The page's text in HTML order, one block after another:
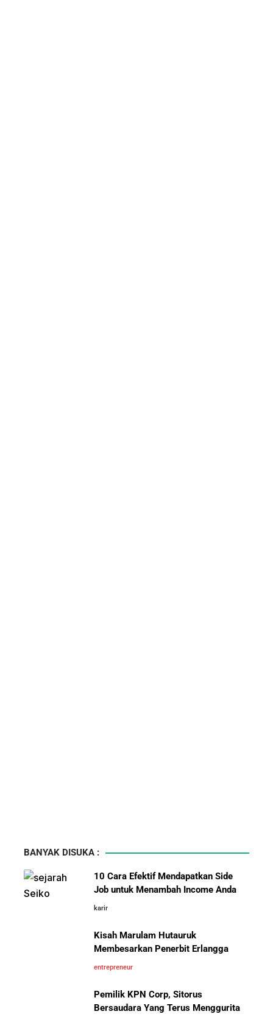
BANYAK DISUKA :
10 Cara Efektif Mendapatkan Side
Job untuk Menambah Income Anda
karir
Kisah Marulam Hutauruk
Membesarkan Penerbit Erlangga
entrepreneur
Pemilik KPN Corp, Sitorus
Bersaudara Yang Terus Menggurita